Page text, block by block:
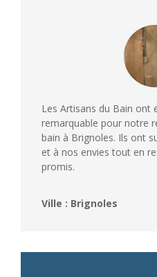
Les Artisans du Bain ont
remarquable pour notre
bain à Brignoles. Ils ont
et à nos envies tout en
promis.
Ville : Brignoles